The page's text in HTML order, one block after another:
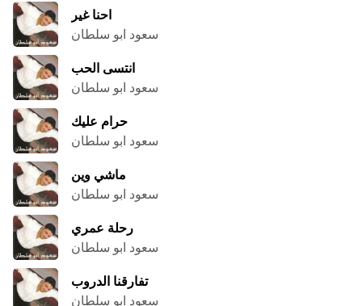
احنا غير
سعود ابو سلطان
انتسى الحب
سعود ابو سلطان
حرام عليك
سعود ابو سلطان
ماشي وين
سعود ابو سلطان
رحلة عمري
سعود ابو سلطان
تفارقنا الدروب
سعود ابو سلطان